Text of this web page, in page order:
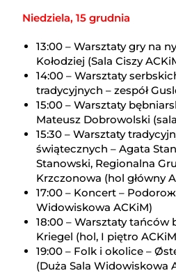
Niedziela, 15 grudnia
13:00 – Warsztaty gry na
Kołodziej (Sala Ciszy
14:00 – Warsztaty
tradycyjnych – zespół
15:00 – Warsztaty
Mateusz Dobrowolski
15:30 – Warsztaty
świątecznych – Agata
Stanowski, Regionalna
Krzczonowa (hol główny
17:00 – Koncert – Podoroж
Widowiskowa ACKiM)
18:00 – Warsztaty tańców
Kriegel (hol, I piętro
19:00 – Folk i okolice –
(Duża Sala Widowiskowa